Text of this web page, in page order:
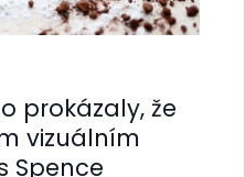
prokázaly, že
vizuálním
Spence